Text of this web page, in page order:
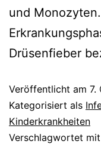
und
Drüsenfieber
Veröffentlicht am 7.
Kategorisiert als
Kinderkrankheiten
Verschlagwortet mit